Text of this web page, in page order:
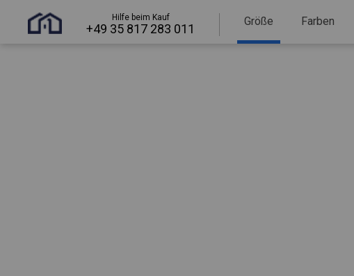
Hilfe beim Kauf
+49 35 817 283 011
Größe Farben